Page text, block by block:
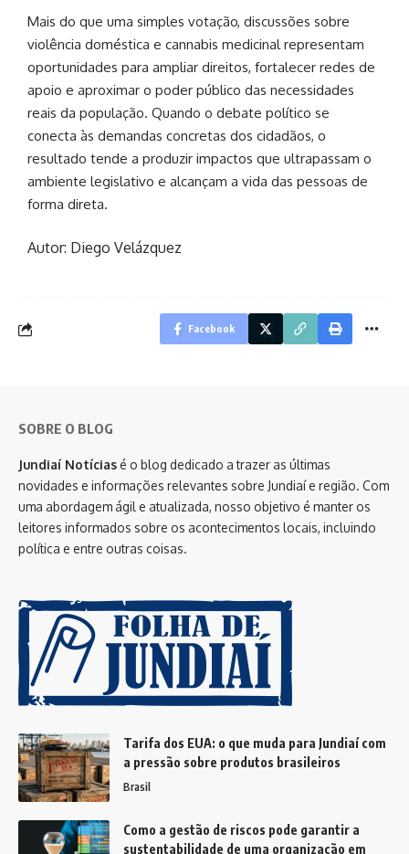
Mais do que uma simples votação, discussões sobre
violência doméstica e cannabis medicinal representam
oportunidades para ampliar direitos, fortalecer redes de
apoio e aproximar o poder público das necessidades
reais da população. Quando o debate político se
conecta às demandas concretas dos cidadãos, o
resultado tende a produzir impactos que ultrapassam o
ambiente legislativo e alcançam a vida das pessoas de
forma direta.
Autor: Diego Velázquez
Facebook
SOBRE O BLOG
Jundiaí Notícias é o blog dedicado a trazer as últimas
novidades e informações relevantes sobre Jundiaí e região. Com
uma abordagem ágil e atualizada, nosso objetivo é manter os
leitores informados sobre os acontecimentos locais, incluindo
política e entre outras coisas.
Tarifa dos EUA: o que muda para Jundiaí com
a pressão sobre produtos brasileiros
Brasil
Como a gestão de riscos pode garantir a
sustentabilidade de uma organização em